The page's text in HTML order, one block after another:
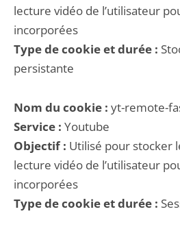
lecture vidéo de l’utilisateur
incorporées
Type de cookie et durée :
persistante
Nom du cookie : yt-remote-
Service : Youtube
Objectif : Utilisé pour stocker
lecture vidéo de l’utilisateur
incorporées
Type de cookie et durée :